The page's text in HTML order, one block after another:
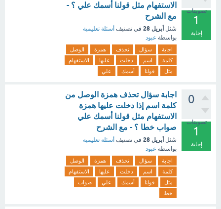
تصويتات
1
إجابة
الاستفهام مثل قولنا أسمك علي ؟ -
مع الشرح
سُئل أبريل 28 في تصنيف أسئلة تعليمية
بواسطة عبود
اجابة سؤال تحذف همزة
الوصل
كلمة
اسم دخلت عليها
الاستفهام
مثل
قولنا أسمك علي
0
تصويتات
1
إجابة
اجابة سؤال تحذف همزة الوصل من
كلمة اسم إذا دخلت عليها همزة
الاستفهام مثل قولنا أسمك علي
صواب خطا ؟ - مع الشرح
سُئل أبريل 28 في تصنيف أسئلة تعليمية
بواسطة عبود
اجابة سؤال تحذف همزة
الوصل
كلمة
اسم دخلت عليها
الاستفهام
مثل
قولنا أسمك علي
صواب
خطا